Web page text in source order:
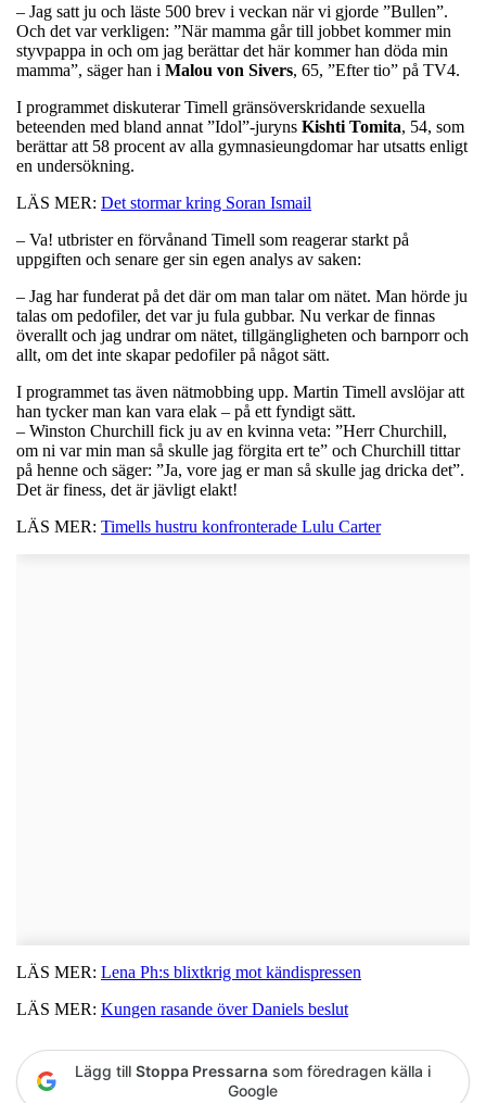
– Jag satt ju och läste 500 brev i veckan när vi gjorde ”Bullen”.
Och det var verkligen: ”När mamma går till jobbet kommer min
styvpappa in och om jag berättar det här kommer han döda min
mamma”, säger han i Malou von Sivers, 65, ”Efter tio” på TV4.
I programmet diskuterar Timell gränsöverskridande sexuella
beteenden med bland annat ”Idol”-juryns Kishti Tomita, 54, som
berättar att 58 procent av alla gymnasieungdomar har utsatts enligt
en undersökning.
LÄS MER: Det stormar kring Soran Ismail
– Va! utbrister en förvånand Timell som reagerar starkt på
uppgiften och senare ger sin egen analys av saken:
– Jag har funderat på det där om man talar om nätet. Man hörde ju
talas om pedofiler, det var ju fula gubbar. Nu verkar de finnas
överallt och jag undrar om nätet, tillgängligheten och barnporr och
allt, om det inte skapar pedofiler på något sätt.
I programmet tas även nätmobbing upp. Martin Timell avslöjar att
han tycker man kan vara elak – på ett fyndigt sätt.
– Winston Churchill fick ju av en kvinna veta: ”Herr Churchill,
om ni var min man så skulle jag förgita ert te” och Churchill tittar
på henne och säger: ”Ja, vore jag er man så skulle jag dricka det”.
Det är finess, det är jävligt elakt!
LÄS MER: Timells hustru konfronterade Lulu Carter
LÄS MER: Lena Ph:s blixtkrig mot kändispressen
LÄS MER: Kungen rasande över Daniels beslut
Lägg till Stoppa Pressarna som föredragen källa i
Google